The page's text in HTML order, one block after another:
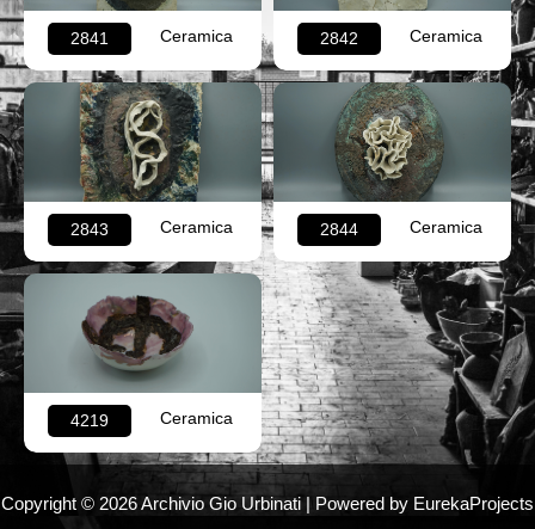
2841 Ceramica 2842 Ceramica
2843 Ceramica 2844 Ceramica
4219 Ceramica
Copyright © 2026 Archivio Gio Urbinati | Powered by EurekaProjects